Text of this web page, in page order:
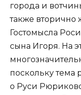
города и
также
Гостомысла
сына Игоря. На
поскольку тема
о Руси